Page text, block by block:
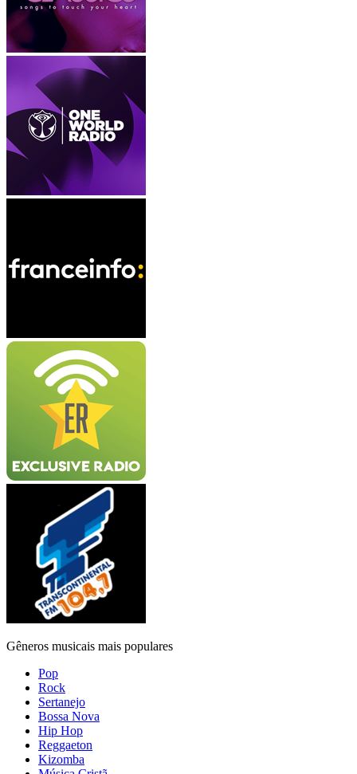
Gêneros musicais mais populares
Pop
Rock
Sertanejo
Bossa Nova
Hip Hop
Reggaeton
Kizomba